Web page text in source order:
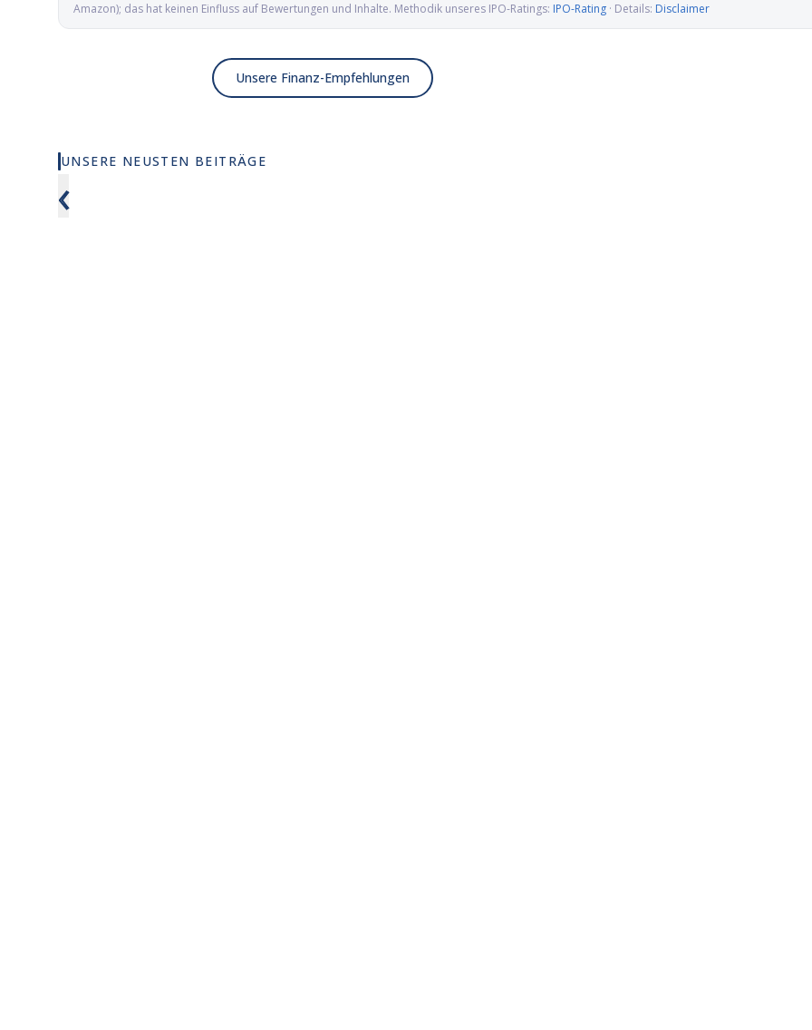
Amazon); das hat keinen Einfluss auf Bewertungen und Inhalte. Methodik unseres IPO-Ratings: IPO-Rating · Details: Disclaimer
Unsere Finanz-Empfehlungen
UNSERE NEUSTEN BEITRÄGE
Wie viel KI wirklich in deinem MSCI
‹